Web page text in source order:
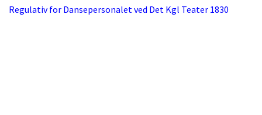
Regulativ for Dansepersonalet ved Det Kgl Teater 1830